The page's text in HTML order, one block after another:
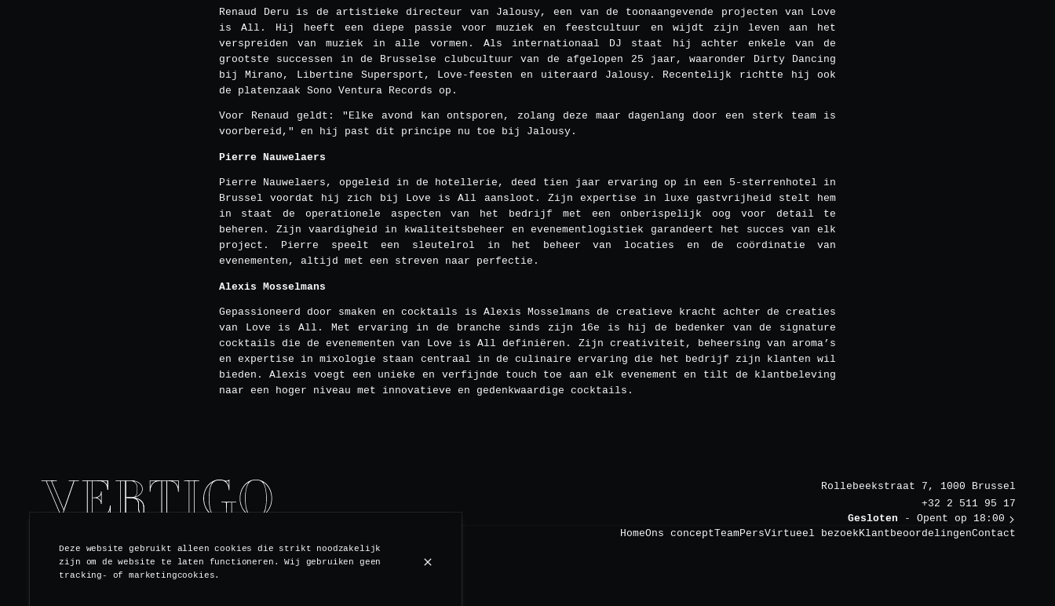
Renaud Deru is de artistieke directeur van Jalousy, een van de toonaangevende projecten van Love
is All. Hij heeft een diepe passie voor muziek en feestcultuur en wijdt zijn leven aan het
verspreiden van muziek in alle vormen. Als internationaal DJ staat hij achter enkele van de
grootste successen in de Brusselse clubcultuur van de afgelopen 25 jaar, waaronder Dirty Dancing
bij Mirano, Libertine Supersport, Love-feesten en uiteraard Jalousy. Recentelijk richtte hij ook
de platenzaak Sono Ventura Records op.
Voor Renaud geldt: "Elke avond kan ontsporen, zolang deze maar dagenlang door een sterk team is
voorbereid," en hij past dit principe nu toe bij Jalousy.
Pierre Nauwelaers
Pierre Nauwelaers, opgeleid in de hotellerie, deed tien jaar ervaring op in een 5-sterrenhotel in
Brussel voordat hij zich bij Love is All aansloot. Zijn expertise in luxe gastvrijheid stelt hem
in staat de operationele aspecten van het bedrijf met een onberispelijk oog voor detail te
beheren. Zijn vaardigheid in kwaliteitsbeheer en evenementlogistiek garandeert het succes van elk
project. Pierre speelt een sleutelrol in het beheer van locaties en de coördinatie van
evenementen, altijd met een streven naar perfectie.
Alexis Mosselmans
Gepassioneerd door smaken en cocktails is Alexis Mosselmans de creatieve kracht achter de creaties
van Love is All. Met ervaring in de branche sinds zijn 16e is hij de bedenker van de signature
cocktails die de evenementen van Love is All definiëren. Zijn creativiteit, beheersing van aroma’s
en expertise in mixologie staan centraal in de culinaire ervaring die het bedrijf zijn klanten wil
bieden. Alexis voegt een unieke en verfijnde touch toe aan elk evenement en tilt de klantbeleving
naar een hoger niveau met innovatieve en gedenkwaardige cocktails.
Rollebeekstraat 7, 1000 Brussel
+32 2 511 95 17
Gesloten - Opent op 18:00
HomeOns conceptTeamPersVirtueel bezoek KlantbeoordelingenContact
ABONNEER JE OP ONZE NIEUWSBRIEF
Deze website gebruikt alleen cookies die strikt noodzakelijk
zijn om de website te laten functioneren. Wij gebruiken geen
tracking- of marketingcookies.